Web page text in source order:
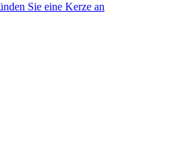
Sie eine Kerze an